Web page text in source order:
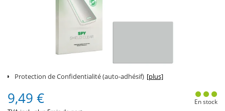
Protection de Confidentialité (auto-adhésif) [plus]
9,49 € En stock